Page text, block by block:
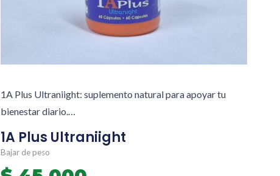
1A Plus Ultraniight: suplemento natural para apoyar tu
bienestar diario.…
1A Plus Ultraniight
Bajar de peso